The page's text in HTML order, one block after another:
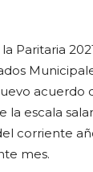
Paritaria
acuerdo
la escala
corriente
mes.